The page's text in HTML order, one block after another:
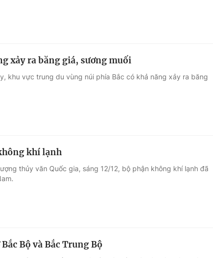
xảy ra băng giá, sương muối
khu vực trung du vùng núi phía Bắc có khả năng xảy ra băng
khí lạnh
thủy văn Quốc gia, sáng 12/12, bộ phận không khí lạnh đã
Bộ và Bắc Trung Bộ